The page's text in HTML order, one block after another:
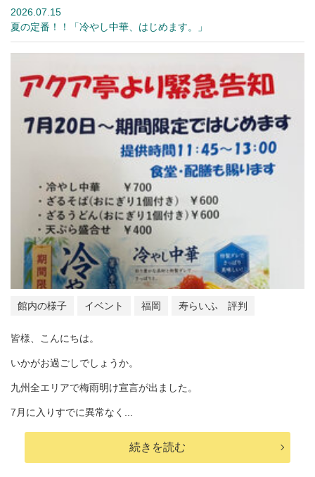
2026.07.15
夏の定番！！「冷やし中華、はじめます。」
館内の様子 イベント 福岡 寿らいふ 評判
皆様、こんにちは。
いかがお過ごしでしょうか。
九州全エリアで梅雨明け宣言が出ました。
7月に入りすでに異常なく...
続きを読む